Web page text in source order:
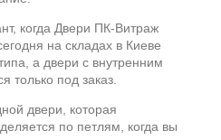
когда Двери ПК-Витраж
на складах в Киеве
а двери с внутренним
только под заказ.
двери, которая
по петлям, когда вы